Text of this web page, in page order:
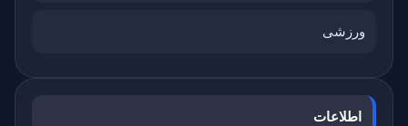
ورزشی
اطلاعات